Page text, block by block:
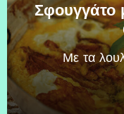
Σφουγγάτο
Mε τα